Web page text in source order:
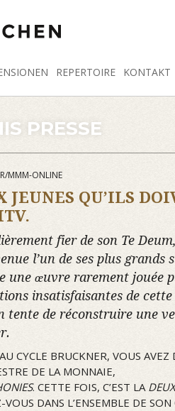
REPERTOIRE KONTAKT
PRESSE
MMM-ONLINE
JEUNES QU’ILS
fier de son Te
l’un de ses plus grands
une œuvre rarement jouée
insatisfaisantes de
tente de réconstruire une
CYCLE BRUCKNER, VOUS AVEZ
DE LA MONNAIE,
. CETTE FOIS, C’EST LA
DANS L’ENSEMBLE DE